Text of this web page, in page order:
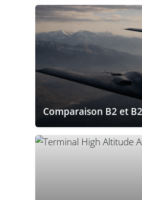
Comparaison B2 et